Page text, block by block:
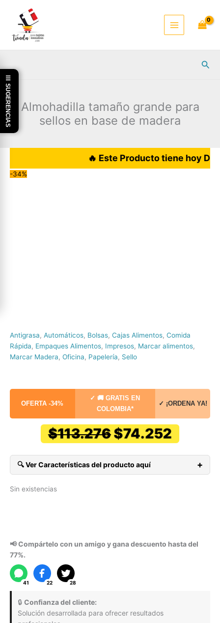
contenido
Almohadilla tamaño grande para
sellos en base de madera
🔥 Este Producto tiene hoy
-34%
Antigrasa, Automáticos, Bolsas, Cajas Alimentos, Comida
Rápida, Empaques Alimentos, Impresos, Marcar alimentos,
Marcar Madera, Oficina, Papelería, Sello
OFERTA -34%
✓ 🚚 GRATIS EN
COLOMBIA*
✓ ¡ORDENA YA!
$113.276El
precio
original
era:
$113.276.
$74.252
precio
actual
🔍 Ver Características del producto aquí +
Envío Gratis a toda Colombia continental.
Sin existencias
📢 Compártelo con un amigo y gana descuento hasta del
77%.
41 22 28
🔒 Confianza del cliente:
Solución desarrollada para ofrecer resultados
☰ SUGERENCIAS